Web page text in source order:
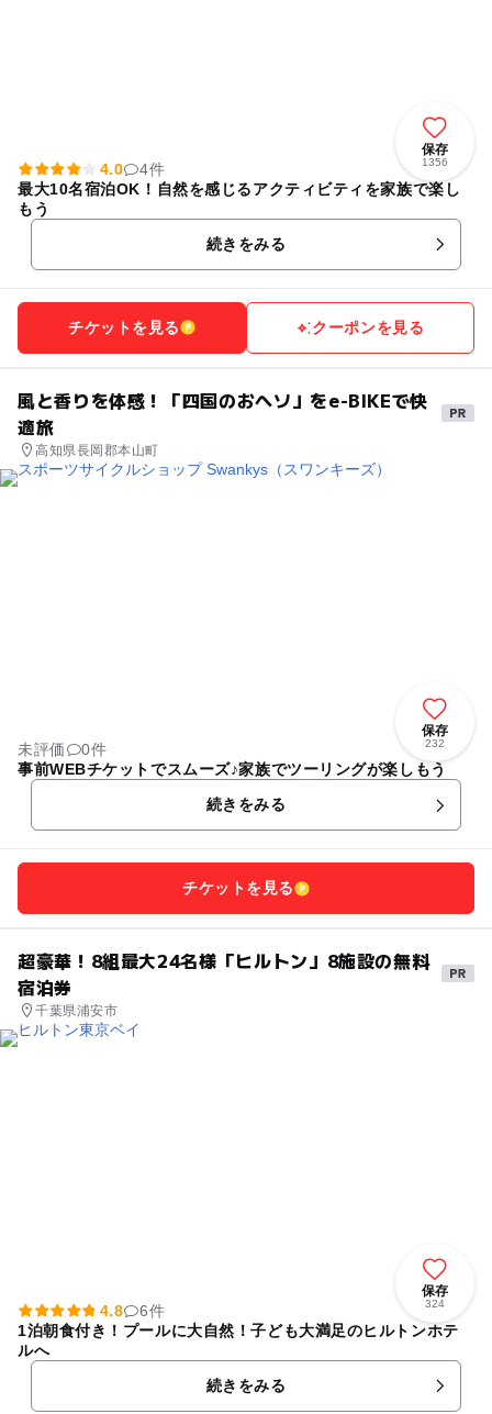
保存
1356
4.0
4件
最大10名宿泊OK！自然を感じるアクティビティを家族で楽し
もう
続きをみる
チケットを見る クーポンを見る
風と香りを体感！「四国のおヘソ」をe-BIKEで快
適旅
高知県長岡郡本山町
保存
232
未評価
0件
事前WEBチケットでスムーズ♪家族でツーリングが楽しもう
続きをみる
チケットを見る
超豪華！8組最大24名様「ヒルトン」8施設の無料
宿泊券
千葉県浦安市
保存
324
4.8
6件
1泊朝食付き！プールに大自然！子ども大満足のヒルトンホテ
ルへ
続きをみる